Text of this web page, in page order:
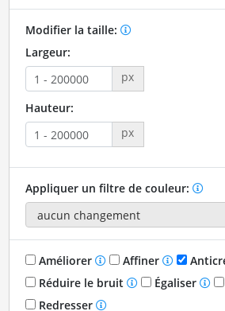
Modifier la taille:
Largeur:
px
Hauteur:
px
Appliquer un filtre de couleur:
Améliorer Affiner
Réduire le bruit
Égaliser
Redresser